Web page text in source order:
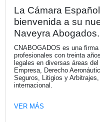
Fecha publicación: 18-05-
Webinar "De
hacer que la
Argentina sobre a la